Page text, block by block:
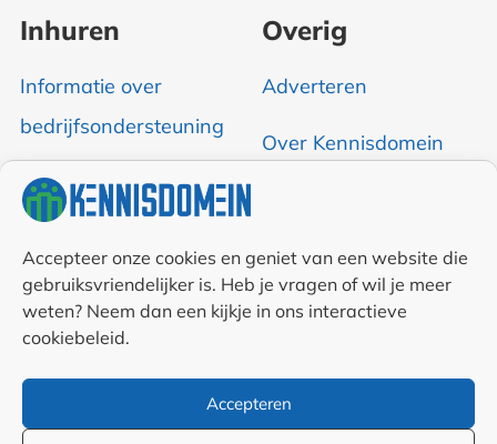
Accepteer onze cookies en geniet van een website die
gebruiksvriendelijker is. Heb je vragen of wil je meer
weten? Neem dan een kijkje in ons interactieve
cookiebeleid.
Accepteren
Inhuren
Informatie over
bedrijfsondersteuning
Overig
Adverteren
Over Kennisdomein
RSS & Nieuwsfeed
Auteurs
linkpartners